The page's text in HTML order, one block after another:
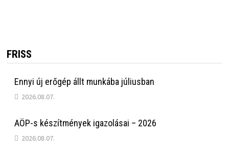
FRISS
Ennyi új erőgép állt munkába júliusban
2026.08.07.
AÖP-s készítmények igazolásai – 2026
2026.08.07.